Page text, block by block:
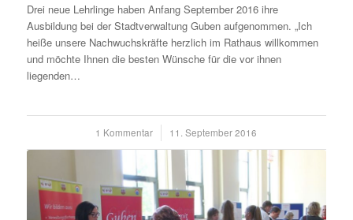
Drei neue Lehrlinge haben Anfang September 2016 ihre
Ausbildung bei der Stadtverwaltung Guben aufgenommen. „Ich
heiße unsere Nachwuchskräfte herzlich im Rathaus willkommen
und möchte Ihnen die besten Wünsche für die vor ihnen
liegenden…
1 Kommentar
/ 11. September 2016